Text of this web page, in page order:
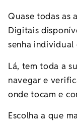
Quase todas as
Digitais
senha individual
Lá, tem toda a
navegar e
onde tocam e
Escolha a que